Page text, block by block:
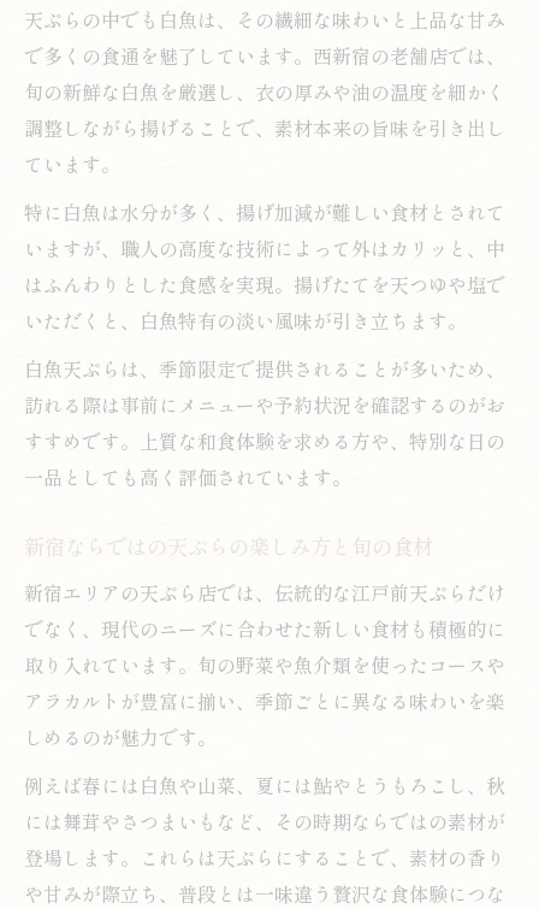
白魚と天ぷらの組み合わせが新宿で注目される
理由
白魚天ぷらが新宿で愛される秘密に迫る
天ぷらの技術と白魚の相性が生む美味しさ
口コミから見る天ぷらと白魚の人気の理由
天ぷらと白魚が織りなす新宿の和の魅力
天ぷらに白魚が選ばれる旬の美味しさとは
旬の白魚が天ぷらで味わえる季節の魅力
天ぷらで旬を感じる白魚の美味しさを解説
和の伝統とモダンが融合する西新宿天ぷら体験
天ぷらの和の伝統を感じる西新宿の名店
白魚天ぷらで味わう現代と伝統の融合
西新宿で体験する天ぷらの新しい楽しみ方
天ぷら好き必見の和モダンな空間を紹介
口コミで人気の西新宿天ぷら体験の魅力
天ぷらの中でも白魚は、その繊細な味わいと上品な甘み
で多くの食通を魅了しています。西新宿の老舗店では、
旬の新鮮な白魚を厳選し、衣の厚みや油の温度を細かく
調整しながら揚げることで、素材本来の旨味を引き出し
ています。
特に白魚は水分が多く、揚げ加減が難しい食材とされて
いますが、職人の高度な技術によって外はカリッと、中
はふんわりとした食感を実現。揚げたてを天つゆや塩で
いただくと、白魚特有の淡い風味が引き立ちます。
白魚天ぷらは、季節限定で提供されることが多いため、
訪れる際は事前にメニューや予約状況を確認するのがお
すすめです。上質な和食体験を求める方や、特別な日の
一品としても高く評価されています。
新宿ならではの天ぷらの楽しみ方と旬の食材
新宿エリアの天ぷら店では、伝統的な江戸前天ぷらだけ
でなく、現代のニーズに合わせた新しい食材も積極的に
取り入れています。旬の野菜や魚介類を使ったコースや
アラカルトが豊富に揃い、季節ごとに異なる味わいを楽
しめるのが魅力です。
例えば春には白魚や山菜、夏には鮎やとうもろこし、秋
には舞茸やさつまいもなど、その時期ならではの素材が
登場します。これらは天ぷらにすることで、素材の香り
や甘みが際立ち、普段とは一味違う贅沢な食体験につな